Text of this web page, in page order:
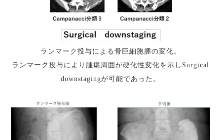
ランマーク投与による骨巨細胞腫の変化。
ランマーク投与により腫瘍周囲が硬化性変化を示しSurgical
downstagingが可能であった。